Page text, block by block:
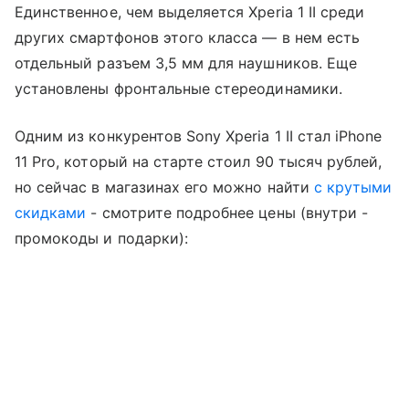
Единственное, чем выделяется Xperia 1 II среди
других смартфонов этого класса — в нем есть
отдельный разъем 3,5 мм для наушников. Еще
установлены фронтальные стереодинамики.
Одним из конкурентов Sony Xperia 1 II стал iPhone
11 Pro, который на старте стоил 90 тысяч рублей,
но сейчас в магазинах его можно найти с крутыми
скидками - смотрите подробнее цены (внутри -
промокоды и подарки):